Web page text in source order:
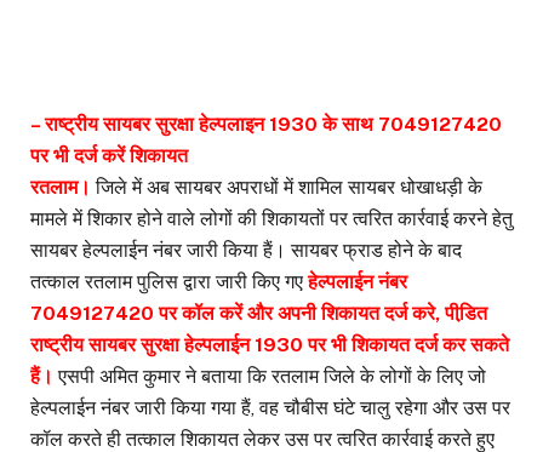
– राष्ट्रीय सायबर सुरक्षा हेल्पलाइन 1930 के साथ 7049127420
पर भी दर्ज करें शिकायत
रतलाम। जिले में अब सायबर अपराधों में शामिल सायबर धोखाधड़ी के
मामले में शिकार होने वाले लोगों की शिकायतों पर त्वरित कार्रवाई करने हेतु
सायबर हेल्पलाईन नंबर जारी किया हैं। सायबर फ्राड होने के बाद
तत्काल रतलाम पुलिस द्वारा जारी किए गएहेल्पलाईन नंबर
7049127420 पर कॉल करें और अपनी शिकायत दर्ज करे, पीडि़त
राष्ट्रीय सायबर सुरक्षा हेल्पलाईन 1930 पर भी शिकायत दर्ज कर सकते
हैं। एसपी अमित कुमार ने बताया कि रतलाम जिले के लोगों के लिए जो
हेल्पलाईन नंबर जारी किया गया हैं, वह चौबीस घंटे चालु रहेगा और उस पर
कॉल करते ही तत्काल शिकायत लेकर उस पर त्वरित कार्रवाई करते हुए